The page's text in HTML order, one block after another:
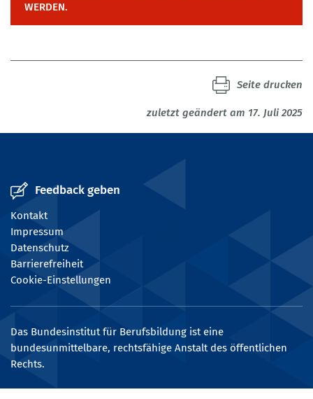
WERDEN.
zuletzt geändert am 17. Juli 2025
Seite drucken
Feedback geben
Kontakt
Impressum
Datenschutz
Barrierefreiheit
Cookie-Einstellungen
Das Bundesinstitut für Berufsbildung ist eine
bundesunmittelbare, rechtsfähige Anstalt des öffentlichen
Rechts.